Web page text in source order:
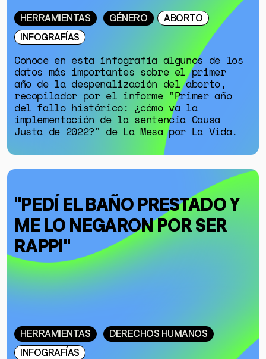
GÉNERO
DERECHOS HUMANOS
SALUD MENTAL
EMERGENCIA CLIMÁTICA
HERRAMIENTAS
SOBRE MUTANTE
DONACIONES
ESPECIALES
HERRAMIENTAS GÉNERO
ABORTO
INFOGRAFÍAS
Conoce en esta infografía algunos de los
datos más importantes sobre el primer
año de la despenalización del aborto,
recopilador por el informe "Primer año
del fallo histórico: ¿cómo va la
implementación de la sentencia Causa
Justa de 2022?" de La Mesa por La Vida.
"PEDÍ EL BAÑO PRESTADO Y
ME LO NEGARON POR SER
RAPPI"
HERRAMIENTAS
DERECHOS HUMANOS
INFOGRAFÍAS